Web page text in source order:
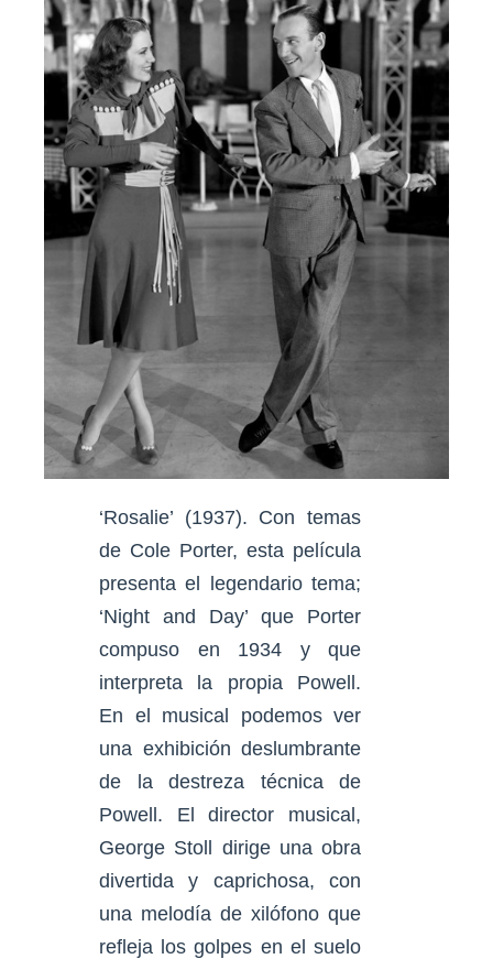
‘Rosalie’ (1937). Con temas
de Cole Porter, esta película
presenta el legendario tema;
‘Night and Day’ que Porter
compuso en 1934 y que
interpreta la propia Powell.
En el musical podemos ver
una exhibición deslumbrante
de la destreza técnica de
Powell. El director musical,
George Stoll dirige una obra
divertida y caprichosa, con
una melodía de xilófono que
refleja los golpes en el suelo